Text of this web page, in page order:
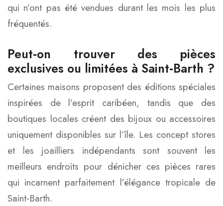
qui n’ont pas été vendues durant les mois les plus
fréquentés.
Peut‑on trouver des pièces
exclusives ou limitées à Saint‑Barth ?
Certaines maisons proposent des éditions spéciales
inspirées de l’esprit caribéen, tandis que des
boutiques locales créent des bijoux ou accessoires
uniquement disponibles sur l’île. Les concept stores
et les joailliers indépendants sont souvent les
meilleurs endroits pour dénicher ces pièces rares
qui incarnent parfaitement l’élégance tropicale de
Saint‑Barth.